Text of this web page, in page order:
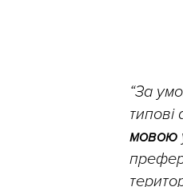
“За
типові
мовою